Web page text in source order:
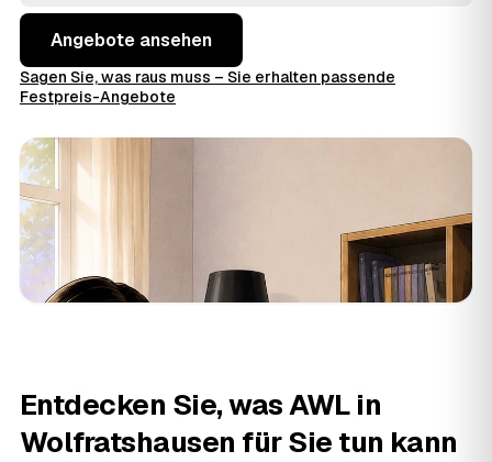
Angebote ansehen
Sagen Sie, was raus muss – Sie erhalten passende
Festpreis-Angebote
Entdecken Sie, was AWL in
Wolfratshausen für Sie tun kann